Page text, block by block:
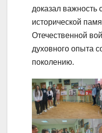
доказал важность
исторической
Отечественной
духовного опыта
поколению.